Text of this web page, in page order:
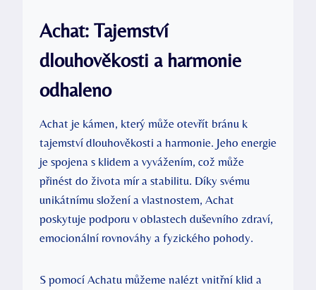
Achat: Tajemství
dlouhověkosti a harmonie
odhaleno
Achat je kámen, který může otevřít bránu k
tajemství dlouhověkosti a harmonie. Jeho energie
je spojena s klidem a vyvážením, což může
přinést do života mír a stabilitu. Díky svému
unikátnímu složení a vlastnostem, Achat
poskytuje podporu v oblastech duševního zdraví,
emocionální rovnováhy a fyzického pohody.
S pomocí Achatu můžeme nalézt vnitřní klid a